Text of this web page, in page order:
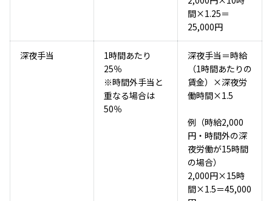
間×1.25＝
25,000円
深夜手当
1時間あたり
25％
※時間外手当と
重なる場合は
50％
深夜手当＝時給
（1時間あたりの
賃金）×深夜労
働時間×1.5
例（時給2,000
円・時間外の深
夜労働が15時間
の場合）
2,000円×15時
間×1.5＝45,000